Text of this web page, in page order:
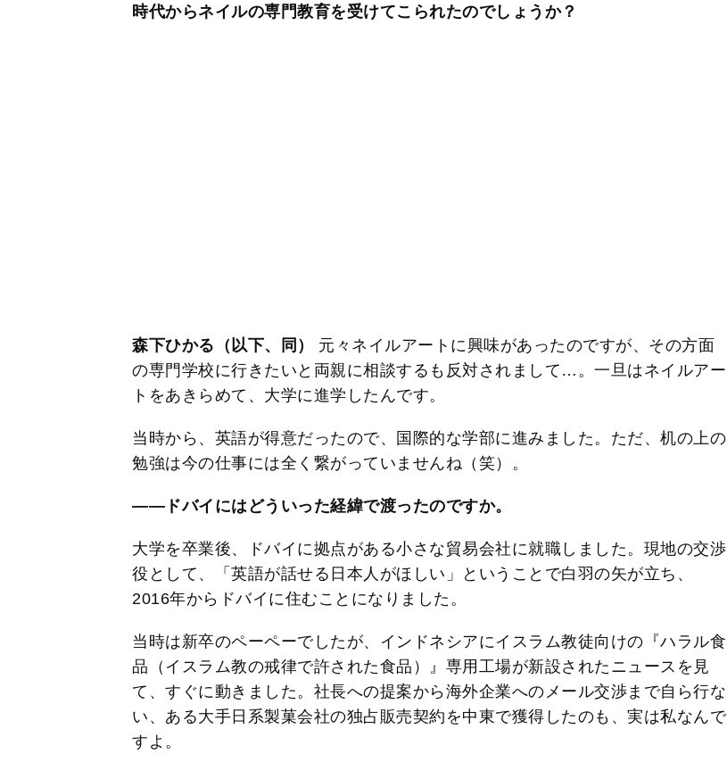
時代からネイルの専門教育を受けてこられたのでしょうか？
森下ひかる（以下、同）
元々ネイルアートに興味があったのですが、その方面
の専門学校に行きたいと両親に相談するも反対されまして…。一旦はネイルアー
トをあきらめて、大学に進学したんです。
当時から、英語が得意だったので、国際的な学部に進みました。ただ、机の上の
勉強は今の仕事には全く繋がっていませんね（笑）。
――ドバイにはどういった経緯で渡ったのですか。
大学を卒業後、ドバイに拠点がある小さな貿易会社に就職しました。現地の交渉
役として、「英語が話せる日本人がほしい」ということで白羽の矢が立ち、
2016年からドバイに住むことになりました。
当時は新卒のペーペーでしたが、インドネシアにイスラム教徒向けの『ハラル食
品（イスラム教の戒律で許された食品）』専用工場が新設されたニュースを見
て、すぐに動きました。社長への提案から海外企業へのメール交渉まで自ら行な
い、ある大手日系製菓会社の独占販売契約を中東で獲得したのも、実は私なんで
すよ。